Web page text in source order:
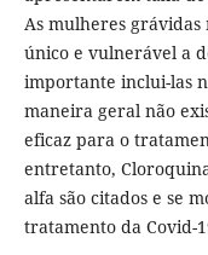
As mulheres
único e vulnerável a
importante inclui-las
maneira geral não
eficaz para o
entretanto,
alfa são citados e se
tratamento da Covid-